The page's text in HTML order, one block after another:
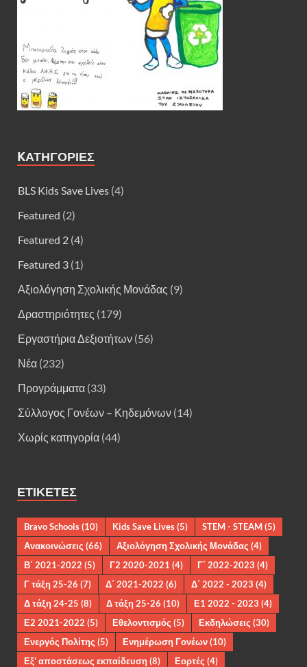
KΑΤΗΓΟΡΊΕΣ
BLS Kids Save Lives (4)
Featured (2)
Featured 2 (4)
Featured 3 (1)
Αξιολόγηση Σχολικής Μονάδας (9)
Δραστηριότητες (179)
Εργαστήρια Δεξιοτήτων (56)
Νέα (232)
Προγράμματα (33)
Σύλλογος Γονέων – Κηδεμόνων (14)
Χωρίς κατηγορία (44)
ΕΤΙΚΈΤΕΣ
Bravo Schools(10) Kids Save Lives(5) STEM - STEAM(5)
Ανακοινώσεις (66) Αξιολόγηση Σχολικής Μονάδας (4)
Β΄ 2021-2022 (5) Γ2 2020-2021 (4) Γ΄ 2022-2023 (4)
Γ τάξη 25-26 (7) Δ΄ 2021-2022 (6) Δ΄ 2022 - 2023 (4)
Δ τάξη 24-25 (8) Δ τάξη 25-26 (10) Ε1 2022 - 2023 (4)
Ε2 2021-2022 (5) Εθελοντισμός (5) Εκδηλώσεις (30)
Ενεργός Πολίτης (5) Ενημέρωση Γονέων(10)
Εξ' αποστάσεως εκπαίδευση(8) Εορτές (4)